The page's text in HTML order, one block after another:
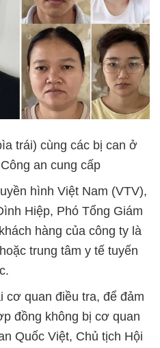
trái) cùng các bị can ở
an cung cấp
hình Việt Nam (VTV),
Hiệp, Phó Tổng Giám
hàng của công ty là
trung tâm y tế tuyến
cơ quan điều tra, để đảm
đồng không bị cơ quan
Quốc Việt, Chủ tịch Hội